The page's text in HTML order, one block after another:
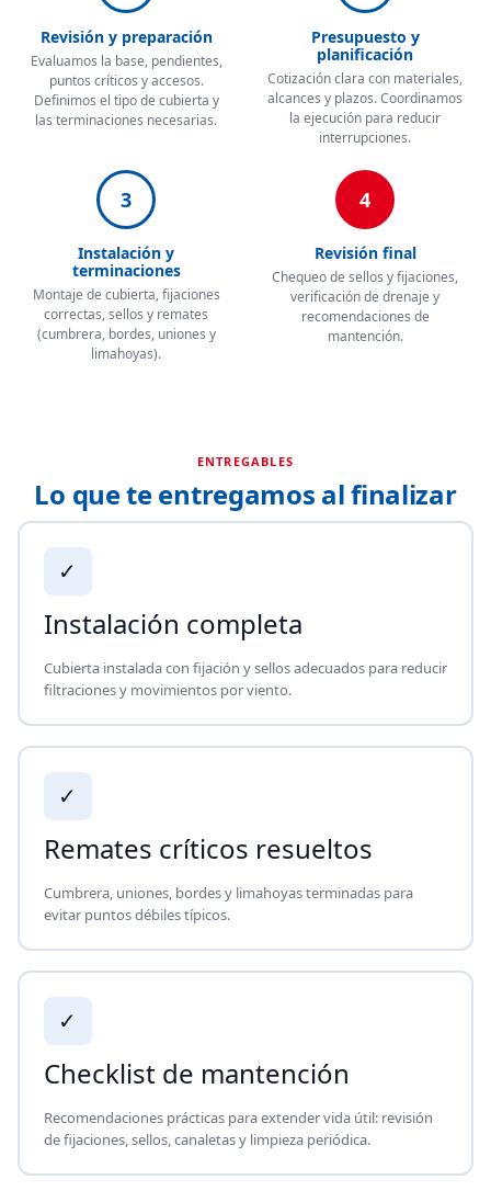
Revisión y preparación
Evaluamos la base, pendientes,
puntos críticos y accesos.
Definimos el tipo de cubierta y
las terminaciones necesarias.
Presupuesto y
planificación
Cotización clara con materiales,
alcances y plazos. Coordinamos
la ejecución para reducir
interrupciones.
3
Instalación y
terminaciones
Montaje de cubierta, fijaciones
correctas, sellos y remates
(cumbrera, bordes, uniones y
limahoyas).
4
Revisión final
Chequeo de sellos y fijaciones,
verificación de drenaje y
recomendaciones de
mantención.
ENTREGABLES
Lo que te entregamos al finalizar
✓
Instalación completa
Cubierta instalada con fijación y sellos adecuados para reducir
filtraciones y movimientos por viento.
✓
Remates críticos resueltos
Cumbrera, uniones, bordes y limahoyas terminadas para
evitar puntos débiles típicos.
✓
Checklist de mantención
Recomendaciones prácticas para extender vida útil: revisión
de fijaciones, sellos, canaletas y limpieza periódica.